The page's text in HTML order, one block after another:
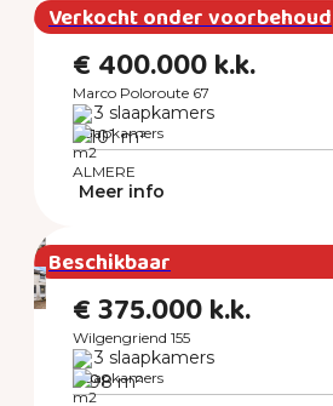
Verkocht onder voorbehoud
€ 400.000 k.k.
Marco Poloroute 67
3 slaapkamers
101 m²
ALMERE
Meer info
Beschikbaar
€ 375.000 k.k.
Wilgengriend 155
3 slaapkamers
98 m²